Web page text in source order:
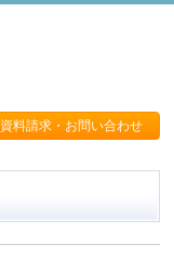
資料請求・お問い合わせ